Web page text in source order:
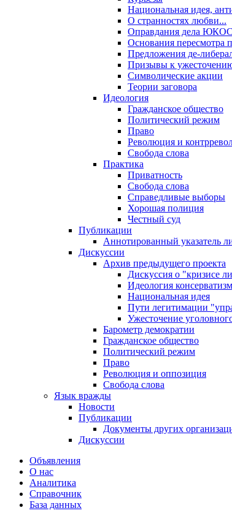
Национальная идея,
О странностях любви...
Оправдания дела
Основания пересмотра
Предложения де-
Призывы к ужесточению
Символические акции
Теории заговора
Идеология
Гражданское общество
Политический режим
Право
Революция и
Свобода слова
Практика
Приватность
Свобода слова
Справедливые выборы
Хорошая полиция
Честный суд
Публикации
Аннотированный указатель
Дискуссии
Архив предыдущего проекта
Дискуссия о "кризисе
Идеология
Национальная идея
Пути легитимации
Ужесточение
Барометр демократии
Гражданское общество
Политический режим
Право
Революция и оппозиция
Свобода слова
Язык вражды
Новости
Публикации
Документы других
Дискуссии
Объявления
О нас
Аналитика
Справочник
База данных